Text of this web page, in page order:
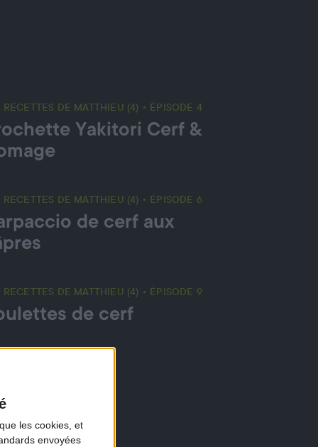
les cookies, et
envoyées
RECETTES DE MATTHIEU (4) • ÉPISODE 4
Yakitori Cerf &
RECETTES DE MATTHIEU (4) • ÉPISODE 6
de cerf aux
RECETTES DE MATTHIEU (4) • ÉPISODE 9
de cerf